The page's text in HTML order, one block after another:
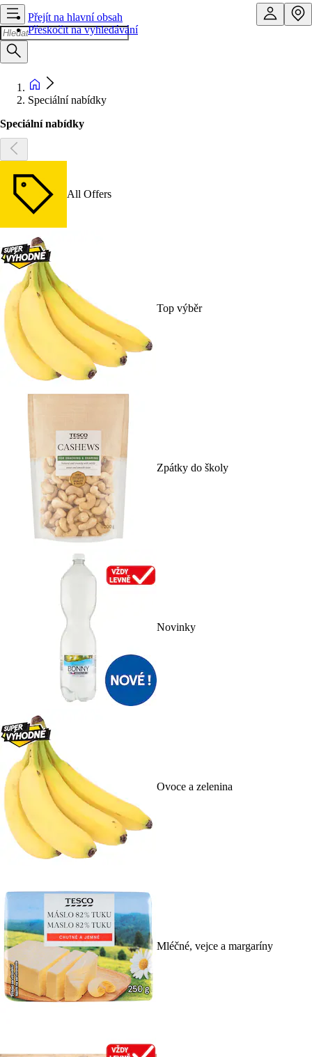
Přejít na hlavní obsah
Přeskočit na vyhledávání
Speciální nabídky
Speciální nabídky
All Offers
Top výběr
Zpátky do školy
Novinky
Ovoce a zelenina
Mléčné, vejce a margaríny